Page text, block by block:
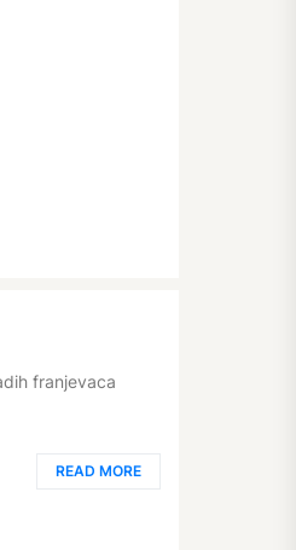
franjevaca
READ MORE